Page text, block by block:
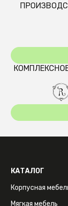
КАТАЛОГ
Корпусная
Мягкая мебель